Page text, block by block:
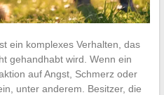
ein komplexes Verhalten, das
gehandhabt wird. Wenn ein
auf Angst, Schmerz oder
unter anderem. Besitzer, die